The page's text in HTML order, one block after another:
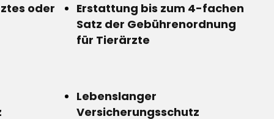
oder
Erstattung bis zum 4-fachen
Satz der Gebührenordnung
für Tierärzte
Lebenslanger
Versicherungsschutz